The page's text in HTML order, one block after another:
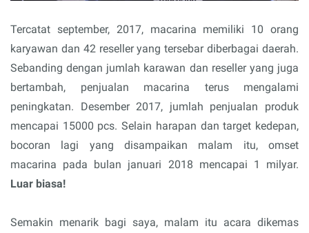
Tercatat september, 2017, macarina memiliki 10 orang
karyawan dan 42 reseller yang tersebar diberbagai daerah.
Sebanding dengan jumlah karawan dan reseller yang juga
bertambah, penjualan macarina terus mengalami
peningkatan. Desember 2017, jumlah penjualan produk
mencapai 15000 pcs. Selain harapan dan target kedepan,
bocoran lagi yang disampaikan malam itu, omset
macarina pada bulan januari 2018 mencapai 1 milyar.
Luar biasa!
Semakin menarik bagi saya, malam itu acara dikemas